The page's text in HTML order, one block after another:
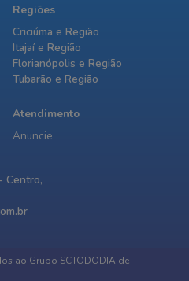
Regiões
Criciúma e Região
Itajaí e Região
Florianópolis e Região
Tubarão e Região
Atendimento
Anuncie
Centro,
ao Grupo SCTODODIA de